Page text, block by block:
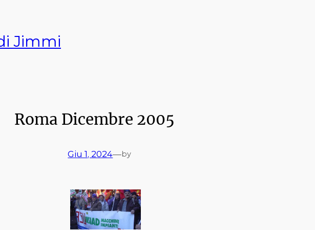
Jimmi
Roma Dicembre 2005
Giu 1, 2024—by